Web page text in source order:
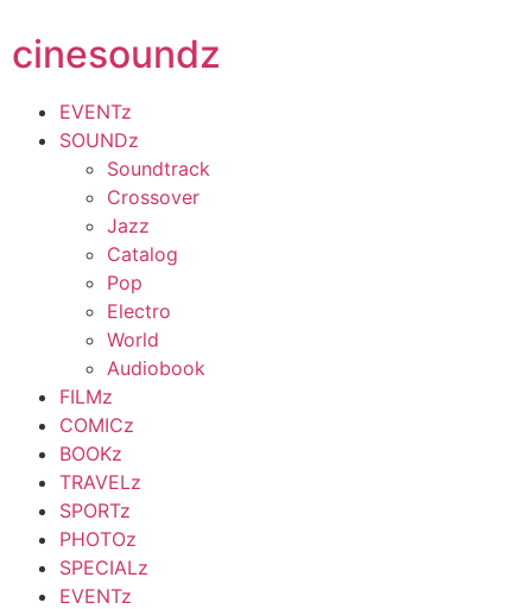
cinesoundz
EVENTz
SOUNDz
Soundtrack
Crossover
Jazz
Catalog
Pop
Electro
World
Audiobook
FILMz
COMICz
BOOKz
TRAVELz
SPORTz
PHOTOz
SPECIALz
EVENTz